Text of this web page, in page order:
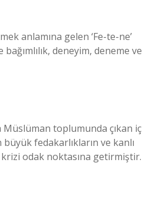
anlamına gelen ‘Fe-te-ne’
deneyim, deneme ve
toplumunda çıkan iç
büyük fedakarlıkların ve kanlı
odak noktasına getirmiştir.